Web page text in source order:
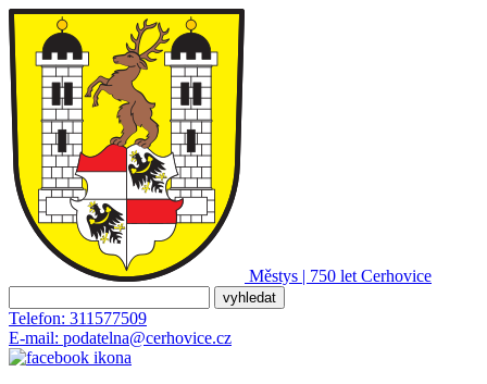
Městys | 750 let Cerhovice
Telefon: 311577509
E-mail: podatelna@cerhovice.cz